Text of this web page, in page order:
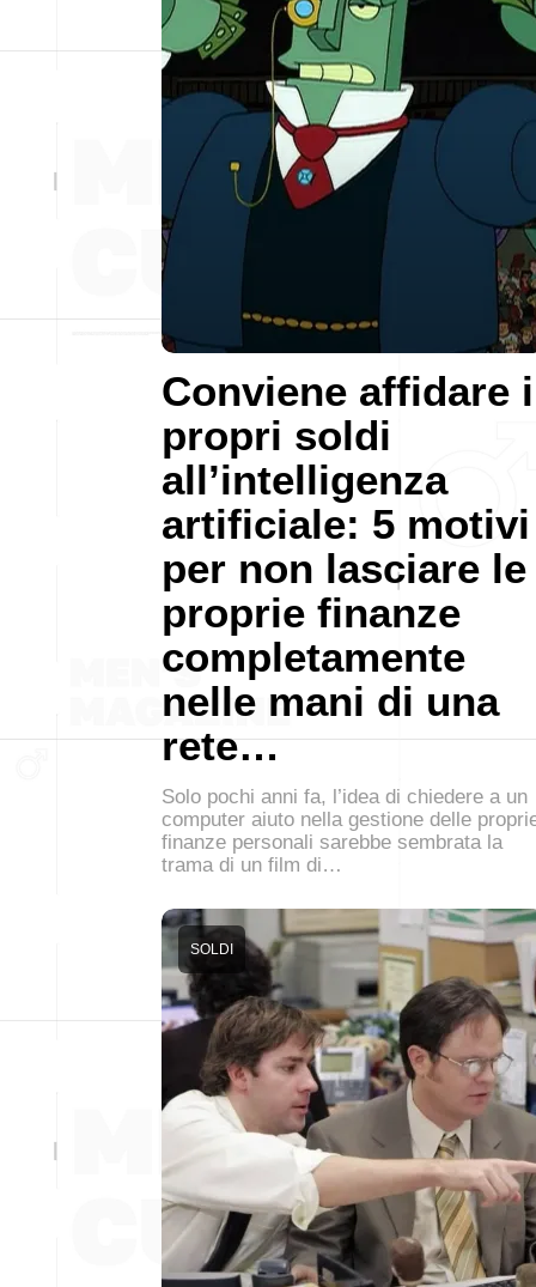
Conviene affidare i
propri soldi
all’intelligenza
artificiale: 5 motivi
per non lasciare le
proprie finanze
completamente
nelle mani di una
rete…
Solo pochi anni fa, l’idea di chiedere a un
computer aiuto nella gestione delle
finanze personali sarebbe sembrata la
trama di un film di…
SOLDI